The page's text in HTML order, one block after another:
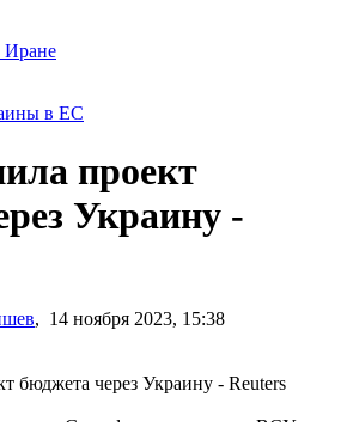
Иране
в ЕС
проект
Украину -
, 14 ноября 2023, 15:38